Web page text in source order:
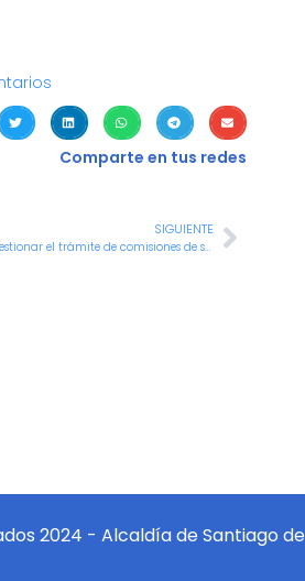
Comparte en tus redes
SIGUIENTE
Nuevos lineamientos para gestionar el trámite de comisiones de servicios
2024 - Alcaldía de Santiago